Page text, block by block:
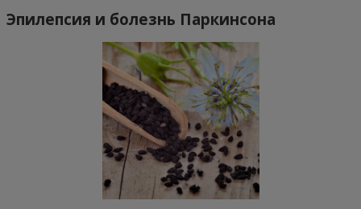
Эпилепсия и болезнь Паркинсона